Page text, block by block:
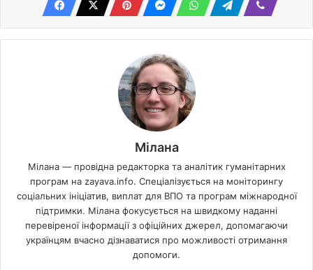
Мілана
Мілана — провідна редакторка та аналітик гуманітарних
програм на zayava.info. Спеціалізується на моніторингу
соціальних ініціатив, виплат для ВПО та програм міжнародної
підтримки. Мілана фокусується на швидкому наданні
перевіреної інформації з офіційних джерел, допомагаючи
українцям вчасно дізнаватися про можливості отримання
допомоги.